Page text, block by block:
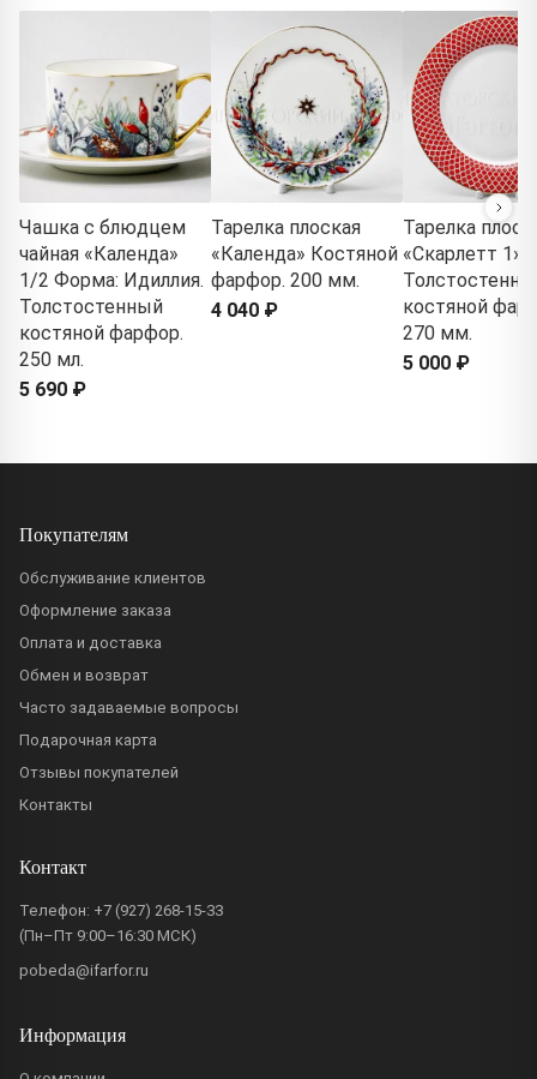
Чашка с блюдцем
чайная «Календа»
1/2 Форма: Идиллия.
Толстостенный
костяной фарфор.
250 мл.
5 690 ₽
Тарелка плоская
«Календа» Костяной
фарфор. 200 мм.
4 040 ₽
Тарелка
«Скарлетт 1»
костяной
270 мм.
5 000 ₽
Покупателям
Обслуживание клиентов
Оформление заказа
Оплата и доставка
Обмен и возврат
Часто задаваемые вопросы
Подарочная карта
Отзывы покупателей
Контакты
Контакт
Телефон: +7 (927) 268-15-33
(Пн–Пт 9:00–16:30 МСК)
pobeda@ifarfor.ru
Информация